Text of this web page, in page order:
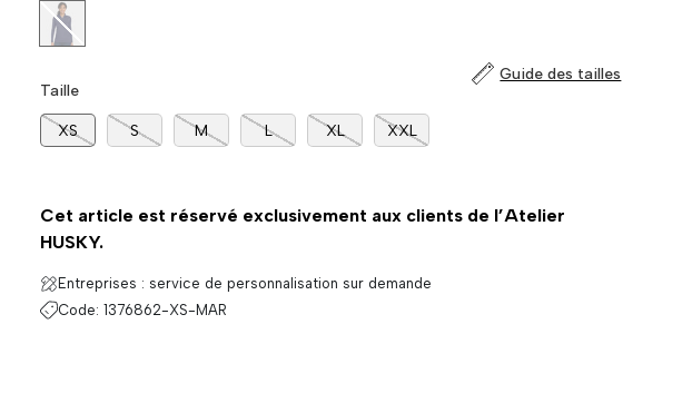
Marine
Taille
XS S M L XL XXL
Guide des tailles
Cet article est réservé exclusivement aux clients de l’Atelier
HUSKY.
Entreprises : service de personnalisation sur demande
Code:1376862-XS-MAR